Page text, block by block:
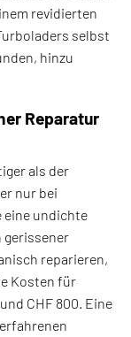
revidierten
selbst
hinzu
Reparatur
als der
nur bei
eine undichte
gerissener
reparieren,
Kosten für
CHF 800. Eine